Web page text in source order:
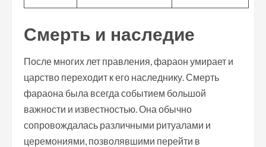
Смерть и наследие
После многих лет правления, фараон умирает и
царство переходит к его наследнику. Смерть
фараона была всегда событием большой
важности и известностью. Она обычно
сопровождалась различными ритуалами и
церемониями, позволявшими перейти в